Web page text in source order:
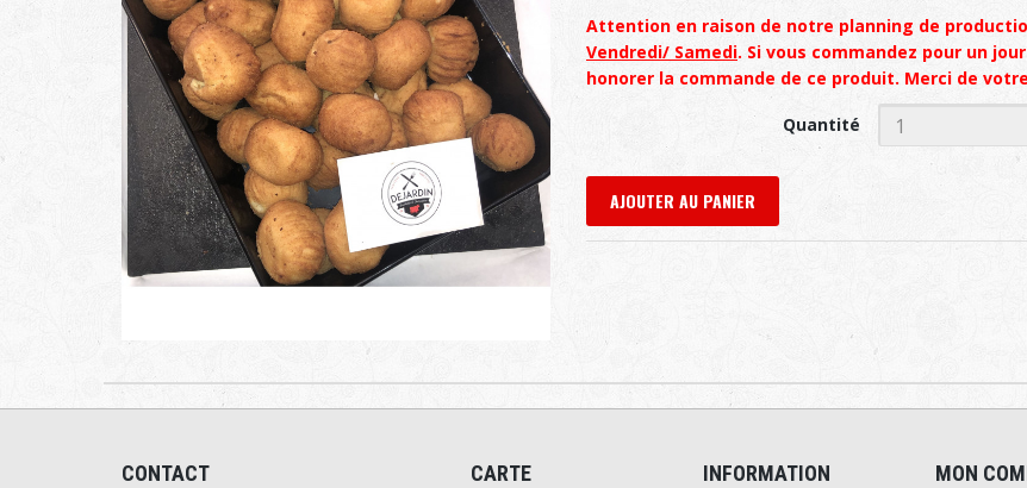
Attention en raison de notre planning de
Vendredi/ Samedi. Si vous commandez pour un
honorer la commande de ce produit. Merci de
Quantité
AJOUTER AU PANIER
CONTACT CARTE INFORMATION MON